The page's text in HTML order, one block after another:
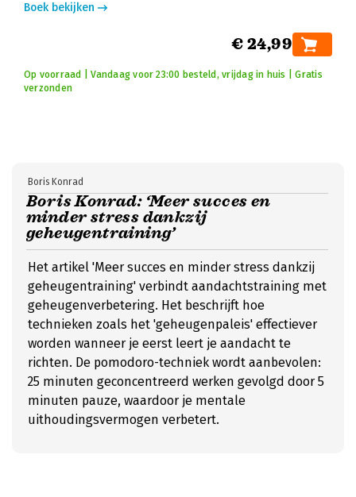
Boek bekijken
€ 24,99
Op voorraad | Vandaag voor 23:00 besteld, vrijdag in huis | Gratis
verzonden
Boris Konrad: ‘Meer succes en
minder stress dankzij
geheugentraining’
Boris Konrad
Het artikel 'Meer succes en minder stress dankzij
geheugentraining' verbindt aandachtstraining met
geheugenverbetering. Het beschrijft hoe
technieken zoals het 'geheugenpaleis' effectiever
worden wanneer je eerst leert je aandacht te
richten. De pomodoro-techniek wordt aanbevolen:
25 minuten geconcentreerd werken gevolgd door 5
minuten pauze, waardoor je mentale
uithoudingsvermogen verbetert.